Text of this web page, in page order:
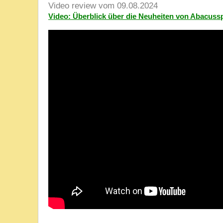
Video review vom 09.08.2024
Video: Überblick über die Neuheiten von